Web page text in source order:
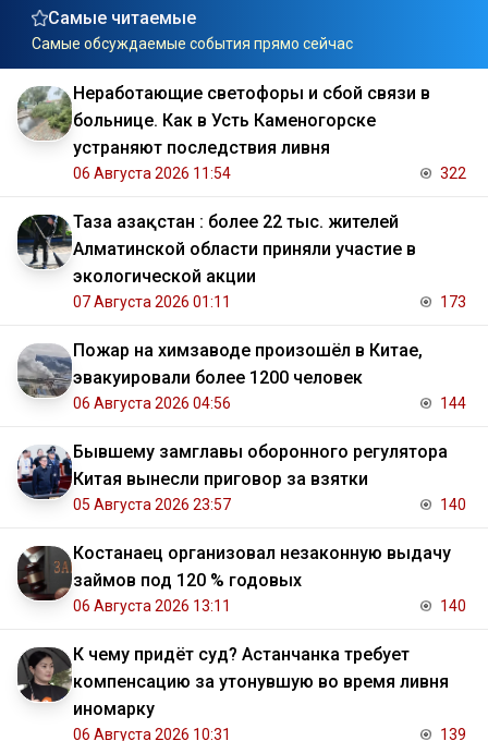
Самые читаемые
Самые обсуждаемые события прямо сейчас
Неработающие светофоры и сбой связи в
больнице. Как в Усть Каменогорске
устраняют последствия ливня
06 Августа 2026 11:54 322
Таза Қазақстан : более 22 тыс. жителей
Алматинской области приняли участие в
экологической акции
07 Августа 2026 01:11 173
Пожар на химзаводе произошёл в Китае,
эвакуировали более 1200 человек
06 Августа 2026 04:56 144
Бывшему замглавы оборонного регулятора
Китая вынесли приговор за взятки
05 Августа 2026 23:57 140
Костанаец организовал незаконную выдачу
займов под 120 % годовых
06 Августа 2026 13:11 140
К чему придёт суд? Астанчанка требует
компенсацию за утонувшую во время ливня
иномарку
06 Августа 2026 10:31 139